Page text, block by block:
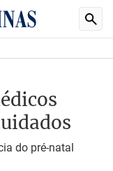
do pré-natal